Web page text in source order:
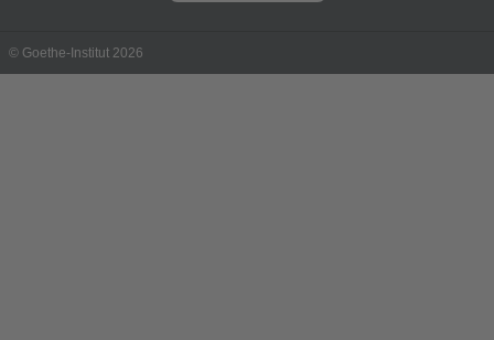
© Goethe-Institut 2026